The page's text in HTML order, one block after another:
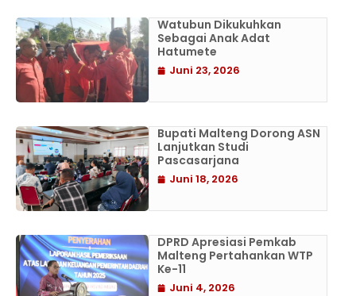
Watubun Dikukuhkan
Sebagai Anak Adat
Hatumete
Juni 23, 2026
Bupati Malteng Dorong ASN
Lanjutkan Studi
Pascasarjana
Juni 18, 2026
DPRD Apresiasi Pemkab
Malteng Pertahankan WTP
Ke-11
Juni 4, 2026